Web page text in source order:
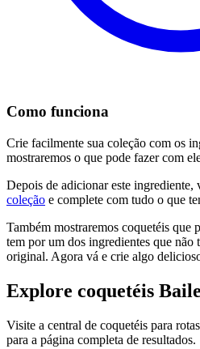
Como funciona
Crie facilmente sua coleção com os
mostraremos o que pode fazer com
Depois de adicionar este ingrediente,
coleção e complete com tudo o que
Também mostraremos coquetéis que
tem por um dos ingredientes que não
original. Agora vá e crie algo
Explore coquetéis
Visite a central de coquetéis para
para a página completa de resultados.